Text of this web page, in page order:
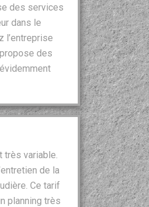
des services
dans le
l’entreprise
des
très variable.
de la
Ce tarif
planning très